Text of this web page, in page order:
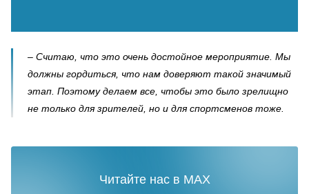
– Считаю, что это очень достойное мероприятие. Мы
должны гордиться, что нам доверяют такой значимый
этап. Поэтому делаем все, чтобы это было зрелищно
не только для зрителей, но и для спортсменов тоже.
Читайте нас в MAX